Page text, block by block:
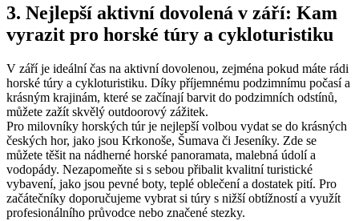
3.‍ Nejlepší aktivní dovolená ⁤v září: ‍Kam
vyrazit ⁣pro horské túry a cykloturistiku
V září je ideální čas na aktivní‌ dovolenou, zejména pokud máte rádi
horské túry‍ a cykloturistiku. Díky příjemnému podzimnímu počasí a
krásným‍ krajinám, které se začínají barvit do podzimních odstínů,
můžete ​zažít skvělý‌ outdoorový zážitek.
Pro milovníky ‍horských túr je⁤ nejlepší volbou vydat se do krásných
českých hor, jako ‌jsou Krkonoše,​ Šumava či Jeseníky. Zde ​se
můžete těšit na nádherné ⁣horské​ panoramata, malebná údolí‌ a‌
vodopády. Nezapomeňte si s sebou přibalit‍ kvalitní turistické
vybavení, jako jsou pevné boty, teplé oblečení a⁤ dostatek pití. Pro​
začátečníky doporučujeme vybrat si túry s nižší obtížností a využít
⁤profesionálního průvodce ‌nebo značené stezky.